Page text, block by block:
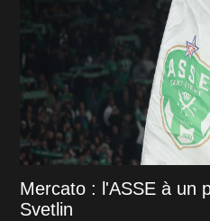
Mercato : l'ASSE à un
Svetlin